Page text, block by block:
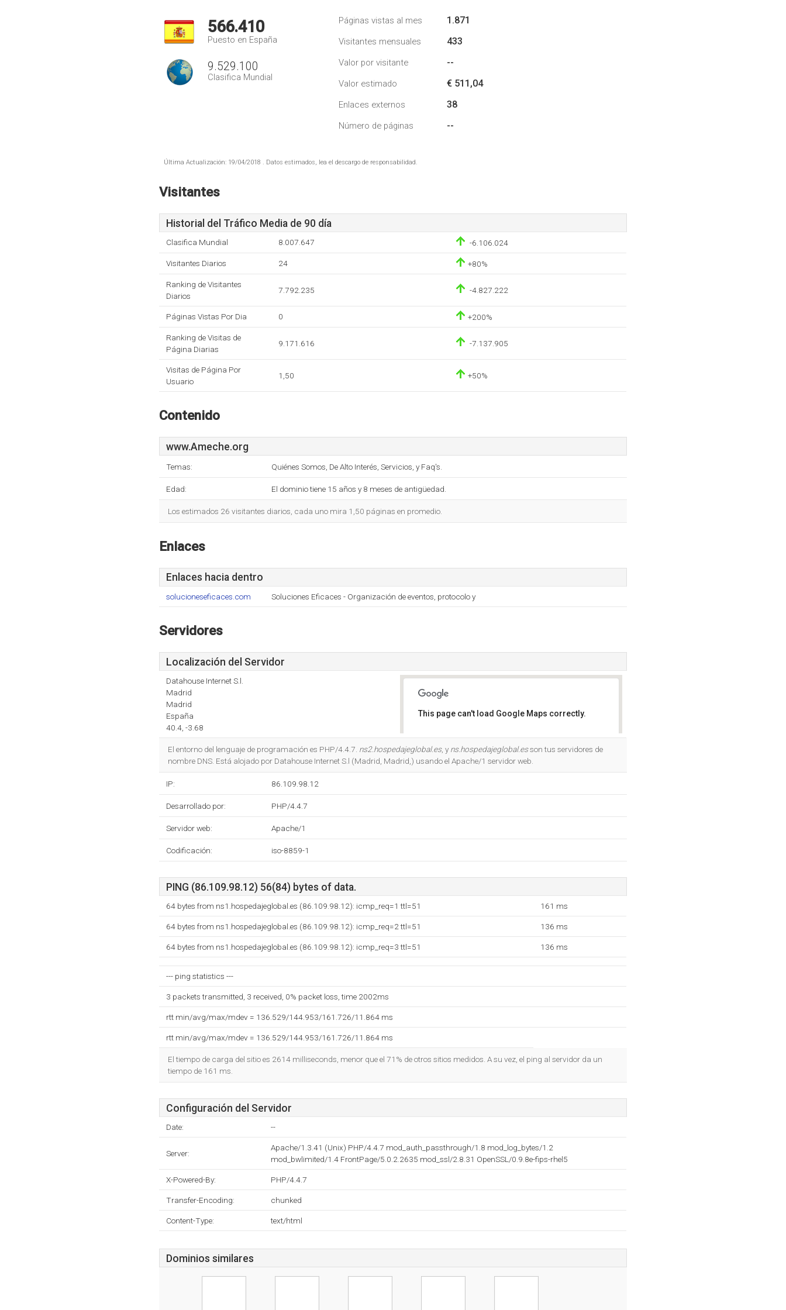
566.410
Puesto en España
9.529.100
Clasifica Mundial
Páginas vistas al mes 1.871
Visitantes mensuales 433
Valor por visitante --
Valor estimado € 511,04
Enlaces externos 38
Número de páginas --
Última Actualización: 19/04/2018 . Datos estimados, lea el descargo de responsabilidad.
Visitantes
Historial del Tráfico Media de 90 día
Clasifica Mundial 8.007.647 -6.106.024
Visitantes Diarios 24 +80%
Ranking de Visitantes
Diarios
7.792.235 -4.827.222
Páginas Vistas Por Dia 0 +200%
Ranking de Visitas de
Página Diarias
9.171.616 -7.137.905
Visitas de Página Por
Usuario
1,50 +50%
Contenido
www.Ameche.org
Temas: Quiénes Somos, De Alto Interés, Servicios, y Faq's.
Edad: El dominio tiene 15 años y 8 meses de antigüedad.
Los estimados 26 visitantes diarios, cada uno mira 1,50 páginas en promedio.
Enlaces
Enlaces hacia dentro
solucioneseficaces.com Soluciones Eficaces - Organización de eventos, protocolo y
Servidores
Localización del Servidor
Datahouse Internet S.l.
Madrid
Madrid
España
40.4, -3.68
This page can't load Google Maps correctly.
El entorno del lenguaje de programación es PHP/4.4.7. ns2.hospedajeglobal.es, y ns.hospedajeglobal.esson tus servidores de
nombre DNS. Está alojado por Datahouse Internet S.l (Madrid, Madrid,) usando el Apache/1 servidor web.
IP: 86.109.98.12
Desarrollado por: PHP/4.4.7
Servidor web: Apache/1
Codificación: iso-8859-1
PING (86.109.98.12) 56(84) bytes of data.
64 bytes from ns1.hospedajeglobal.es (86.109.98.12): icmp_req=1 ttl=51 161 ms
64 bytes from ns1.hospedajeglobal.es (86.109.98.12): icmp_req=2 ttl=51 136 ms
64 bytes from ns1.hospedajeglobal.es (86.109.98.12): icmp_req=3 ttl=51 136 ms
--- ping statistics ---
3 packets transmitted, 3 received, 0% packet loss, time 2002ms
rtt min/avg/max/mdev = 136.529/144.953/161.726/11.864 ms
rtt min/avg/max/mdev = 136.529/144.953/161.726/11.864 ms
El tiempo de carga del sitio es 2614 milliseconds, menor que el 71% de otros sitios medidos. A su vez, el ping al servidor da un
tiempo de 161 ms.
Configuración del Servidor
Date: --
Server:
Apache/1.3.41 (Unix) PHP/4.4.7 mod_auth_passthrough/1.8 mod_log_bytes/1.2
mod_bwlimited/1.4 FrontPage/5.0.2.2635 mod_ssl/2.8.31 OpenSSL/0.9.8e-fips-rhel5
X-Powered-By: PHP/4.4.7
Transfer-Encoding: chunked
Content-Type: text/html
Dominios similares